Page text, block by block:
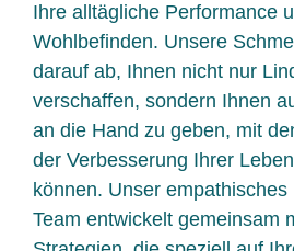
Ihre alltägliche Performance
Wohlbefinden. Unsere
darauf ab, Ihnen nicht nur
verschaffen, sondern Ihnen
an die Hand zu geben, mit
der Verbesserung Ihrer
können. Unser
Team entwickelt gemeinsam